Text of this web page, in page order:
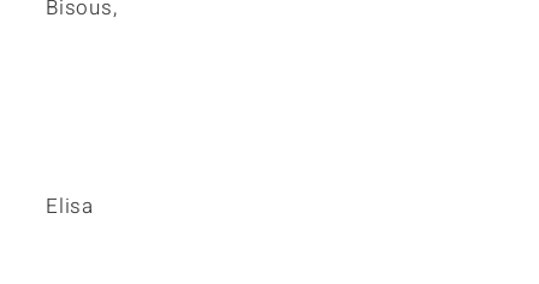
Bisous,
Elisa